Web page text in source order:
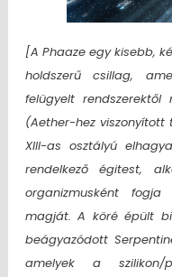
[A Phaaze egy kisebb,
holdszerű csillag,
felügyelt rendszerektől
(Aether-hez
XIII-as osztályú
rendelkező égitest,
organizmusként
magját. A köré épült
beágyazódott
amelyek a szilikon/